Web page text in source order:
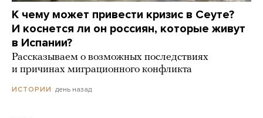
К чему может привести кризис в Сеуте?
И коснется ли он россиян, которые живут
в Испании?
Рассказываем о возможных последствиях
и причинах миграционного конфликта
ИСТОРИИ день назад